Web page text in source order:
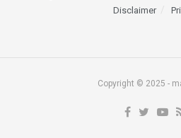
Disclaimer
Copyright © 2025 -